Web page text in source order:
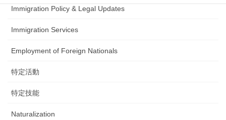
Immigration Policy & Legal Updates
Immigration Services
Employment of Foreign Nationals
特定活動
特定技能
Naturalization